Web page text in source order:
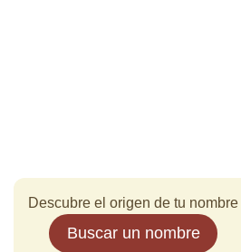
Descubre el origen de tu nombre
Buscar un nombre